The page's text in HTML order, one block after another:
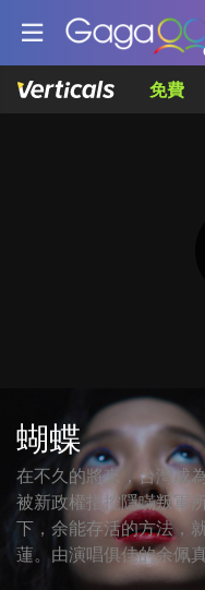
免費
蝴蝶
在不久的將來，台灣成
被新政權指控隱瞞叛軍
下，余能存活的方法，
蓮。由演唱俱佳的余佩